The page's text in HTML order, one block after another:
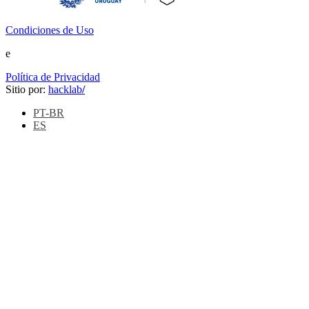
Condiciones de Uso
e
Política de Privacidad
Sitio por: hacklab/
PT-BR
ES